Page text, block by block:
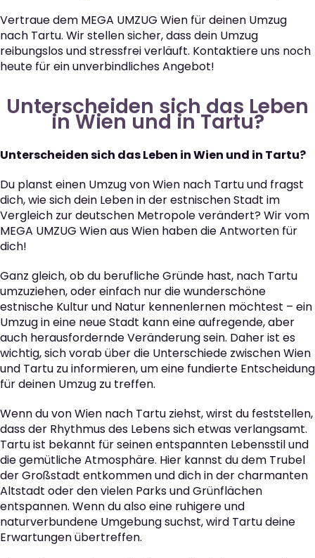
Vertraue dem MEGA UMZUG Wien für deinen Umzug
nach Tartu. Wir stellen sicher, dass dein Umzug
reibungslos und stressfrei verläuft. Kontaktiere uns noch
heute für ein unverbindliches Angebot!
Unterscheiden sich das Leben
in Wien und in Tartu?
Unterscheiden sich das Leben in Wien und in Tartu?
Du planst einen Umzug von Wien nach Tartu und fragst
dich, wie sich dein Leben in der estnischen Stadt im
Vergleich zur deutschen Metropole verändert? Wir vom
MEGA UMZUG Wien aus Wien haben die Antworten für
dich!
Ganz gleich, ob du berufliche Gründe hast, nach Tartu
umzuziehen, oder einfach nur die wunderschöne
estnische Kultur und Natur kennenlernen möchtest – ein
Umzug in eine neue Stadt kann eine aufregende, aber
auch herausfordernde Veränderung sein. Daher ist es
wichtig, sich vorab über die Unterschiede zwischen Wien
und Tartu zu informieren, um eine fundierte Entscheidung
für deinen Umzug zu treffen.
Wenn du von Wien nach Tartu ziehst, wirst du feststellen,
dass der Rhythmus des Lebens sich etwas verlangsamt.
Tartu ist bekannt für seinen entspannten Lebensstil und
die gemütliche Atmosphäre. Hier kannst du dem Trubel
der Großstadt entkommen und dich in der charmanten
Altstadt oder den vielen Parks und Grünflächen
entspannen. Wenn du also eine ruhigere und
naturverbundene Umgebung suchst, wird Tartu deine
Erwartungen übertreffen.